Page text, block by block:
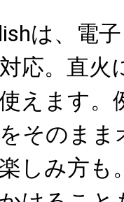
は、電
応。直
えます。
そのま
しみ方も